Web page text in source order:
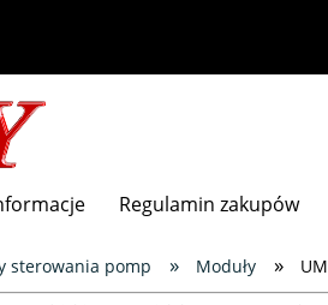
Regulamin zakupów
sterowania pomp » Moduły »